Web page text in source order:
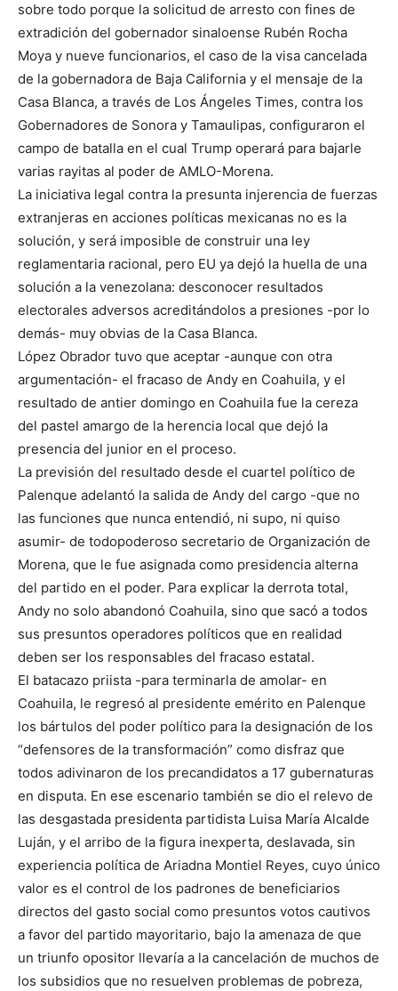
sobre todo porque la solicitud de arresto con fines de
extradición del gobernador sinaloense Rubén Rocha
Moya y nueve funcionarios, el caso de la visa cancelada
de la gobernadora de Baja California y el mensaje de la
Casa Blanca, a través de Los Ángeles Times, contra los
Gobernadores de Sonora y Tamaulipas, configuraron el
campo de batalla en el cual Trump operará para bajarle
varias rayitas al poder de AMLO-Morena.
La iniciativa legal contra la presunta injerencia de fuerzas
extranjeras en acciones políticas mexicanas no es la
solución, y será imposible de construir una ley
reglamentaria racional, pero EU ya dejó la huella de una
solución a la venezolana: desconocer resultados
electorales adversos acreditándolos a presiones -por lo
demás- muy obvias de la Casa Blanca.
López Obrador tuvo que aceptar -aunque con otra
argumentación- el fracaso de Andy en Coahuila, y el
resultado de antier domingo en Coahuila fue la cereza
del pastel amargo de la herencia local que dejó la
presencia del junior en el proceso.
La previsión del resultado desde el cuartel político de
Palenque adelantó la salida de Andy del cargo -que no
las funciones que nunca entendió, ni supo, ni quiso
asumir- de todopoderoso secretario de Organización de
Morena, que le fue asignada como presidencia alterna
del partido en el poder. Para explicar la derrota total,
Andy no solo abandonó Coahuila, sino que sacó a todos
sus presuntos operadores políticos que en realidad
deben ser los responsables del fracaso estatal.
El batacazo priista -para terminarla de amolar- en
Coahuila, le regresó al presidente emérito en Palenque
los bártulos del poder político para la designación de los
“defensores de la transformación” como disfraz que
todos adivinaron de los precandidatos a 17 gubernaturas
en disputa. En ese escenario también se dio el relevo de
las desgastada presidenta partidista Luisa María Alcalde
Luján, y el arribo de la figura inexperta, deslavada, sin
experiencia política de Ariadna Montiel Reyes, cuyo único
valor es el control de los padrones de beneficiarios
directos del gasto social como presuntos votos cautivos
a favor del partido mayoritario, bajo la amenaza de que
un triunfo opositor llevaría a la cancelación de muchos de
los subsidios que no resuelven problemas de pobreza,